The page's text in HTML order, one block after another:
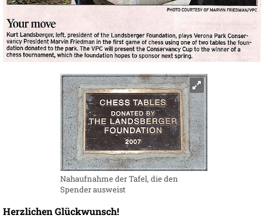
Nahaufnahme der Tafel, die den
Spender ausweist
Herzlichen Glückwunsch!